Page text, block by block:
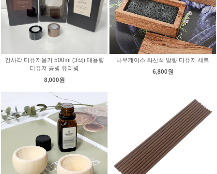
긴사각 디퓨저용기 500ml (3색) 대용량
디퓨져 공병 유리병
8,000원
나무케이스 화산석 발향 디퓨저 세트
6,800원